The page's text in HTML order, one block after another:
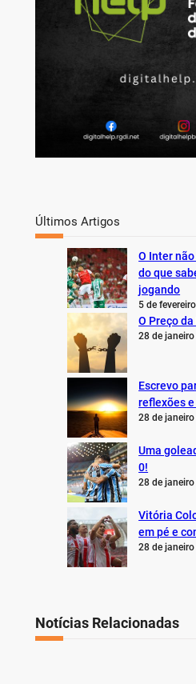
Últimos Artigos
O Inter
do que
jogando
5 de
O Preço
28 de
Escrevo
reflexões
28 de
Uma
0!
28 de
Vitória
em pé e
28 de
Notícias Relacionadas